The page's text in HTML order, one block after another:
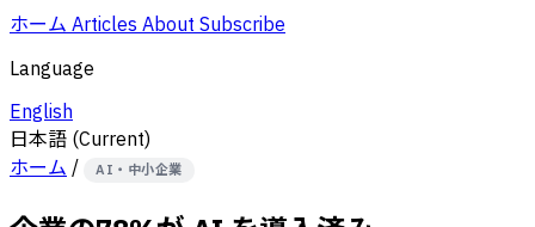
ホーム Articles About Subscribe
Language
English
日本語 (Current)
ホーム / AI・中小企業